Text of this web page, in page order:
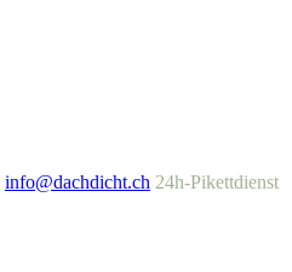
info@dachdicht.ch 24h-Pikettdienst